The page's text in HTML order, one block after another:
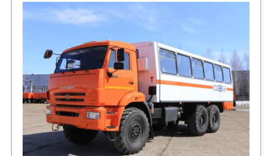
Самосвалы(6)
АВТОБУСЫ
Вахтовые автобусы(2)